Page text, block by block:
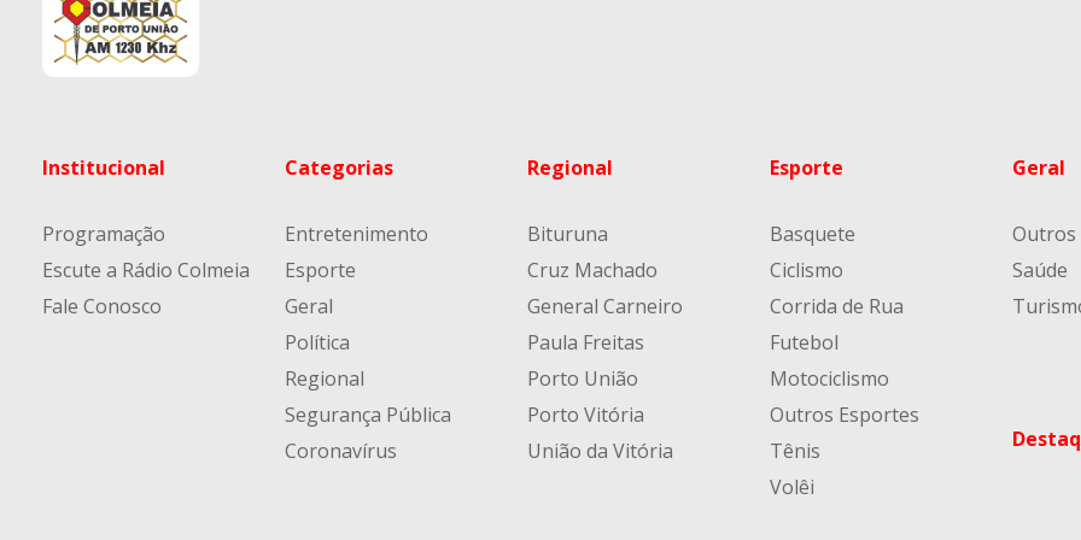
Institucional
Programação
Escute a Rádio Colmeia
Fale Conosco
Categorias
Entretenimento
Esporte
Geral
Política
Regional
Segurança Pública
Coronavírus
Regional
Bituruna
Cruz Machado
General Carneiro
Paula Freitas
Porto União
Porto Vitória
União da Vitória
Esporte
Basquete
Ciclismo
Corrida de Rua
Futebol
Motociclismo
Outros Esportes
Tênis
Volêi
Geral
Outros
Saúde